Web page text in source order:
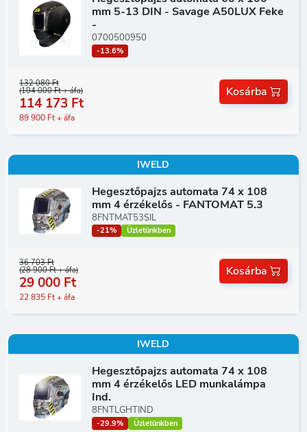
mm 5-13 DIN - Savage A50LUX Feke
-
0700500950
-13.6%
132 080 Ft
(104 000 Ft + áfa)
114 173 Ft
89 900 Ft + áfa
Kosárba
IWELD
Hegesztőpajzs automata 74 x 108
mm 4 érzékelős - FANTOMAT 5.3
8FNTMAT53SIL
-21% Üzletünkben
36 703 Ft
(28 900 Ft + áfa)
29 000 Ft
22 835 Ft + áfa
Kosárba
IWELD
Hegesztőpajzs automata 74 x 108
mm 4 érzékelős LED munkalámpa
Ind.
8FNTLGHTIND
-29.9% Üzletünkben